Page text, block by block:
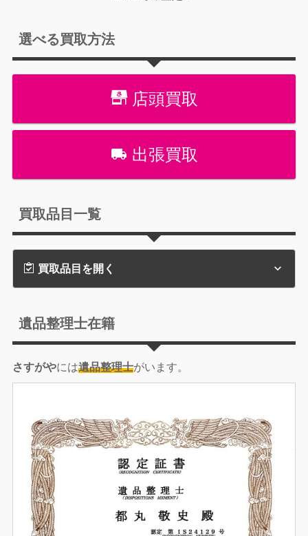
選べる買取方法
店頭買取
出張買取
買取品目一覧
買取品目を開く
遺品整理士在籍
さすがやには遺品整理士がいます。